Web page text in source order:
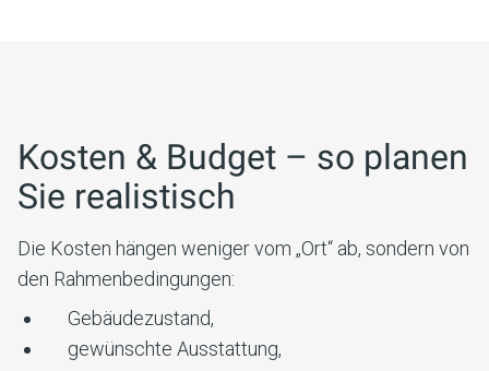
Kosten & Budget – so planen
Sie realistisch
Die Kosten hängen weniger vom „Ort“ ab, sondern von
den Rahmenbedingungen:
Gebäudezustand,
gewünschte Ausstattung,